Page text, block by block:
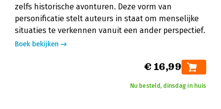
zelfs historische avonturen. Deze vorm van
personificatie stelt auteurs in staat om menselijke
situaties te verkennen vanuit een ander perspectief.
Boek bekijken
€ 16,99
Nu besteld, dinsdag in huis